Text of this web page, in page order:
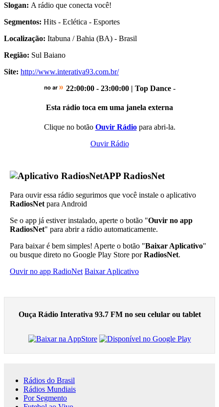
Slogan: A rádio que conecta você!
Segmentos: Hits - Eclética - Esportes
Localização: Itabuna / Bahia (BA) - Brasil
Região: Sul Baiano
Site: http://www.interativa93.com.br/
22:00:00 - 23:00:00 | Top Dance -
Esta rádio toca em uma janela externa
Clique no botão Ouvir Rádiopara abri-la.
Ouvir Rádio
APP RadiosNet
Para ouvir essa rádio segurimos que você instale o aplicativo
RadiosNet para Android
Se o app já estiver instalado, aperte o botão "Ouvir no app
RadiosNet" para abrir a rádio automaticamente.
Para baixar é bem simples! Aperte o botão "Baixar Aplicativo"
ou busque direto no Google Play Store porRadiosNet.
Ouvir no app RadioNet Baixar Aplicativo
Ouça Rádio Interativa 93.7 FM no seu celular ou tablet
Rádios do Brasil
Rádios Mundiais
Por Segmento